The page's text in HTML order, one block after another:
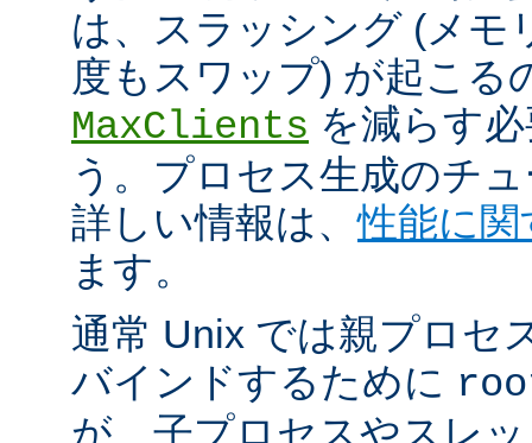
は、スラッシング (メモ
度もスワップ) が起こる
MaxClients を減らす
う。プロセス生成のチ
詳しい情報は、性能に
ます。
通常 Unix では親プロセ
バインドするために
が、子プロセスやスレ